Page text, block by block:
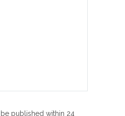
published within 24